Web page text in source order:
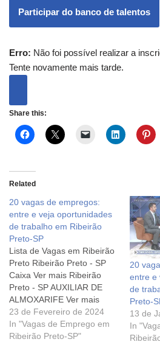
Participar do banco de talentos
Erro: Não foi possível realizar a
Tente novamente mais tarde.
Share this:
Related
20 vagas de empregos:
entre e veja oportunidades
de trabalho em Ribeirão
Preto-SP
Lista de Vagas em Ribeirão
Preto Ribeirão Preto - SP
Caixa Ver mais Ribeirão
Preto - SP AUXILIAR DE
ALMOXARIFE Ver mais
Ribeirão Preto - SP
VIGILANTE Ver mais
Ribeirão Preto - SP
23 de Fevereiro de 2024
In "Vagas de Emprego em
Ribeirão Preto-SP"
20
entre e
de
Preto-
13 de
In